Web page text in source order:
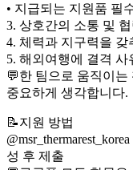
• 지급되는 지원품 필
3. 상호간의 소통 및
4. 체력과 지구력을 갖
5. 해외여행에 결격 사
💬한 팀으로 움직이는
중요하게 생각합니다.
📝지원 방법
성 후 제출